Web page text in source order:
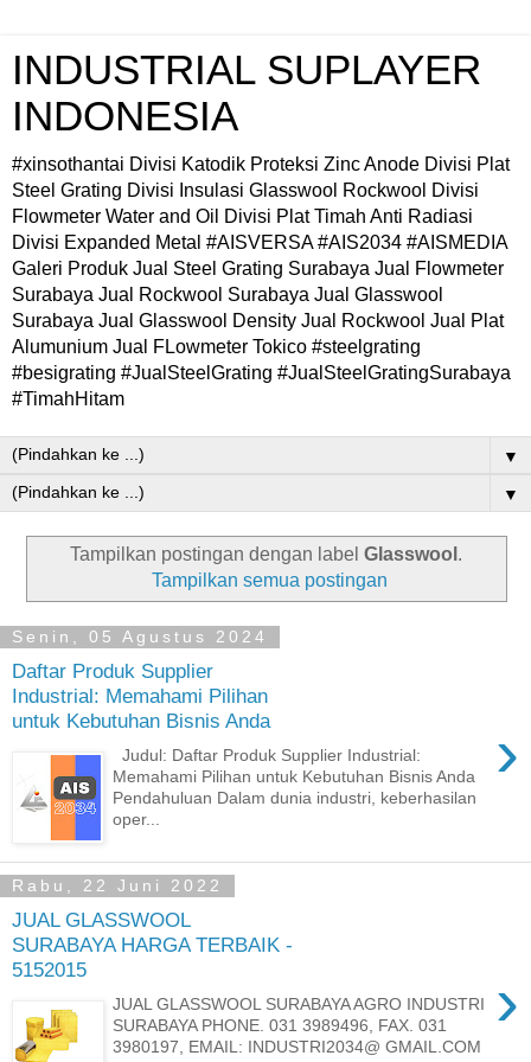
INDUSTRIAL SUPLAYER
INDONESIA
#xinsothantai Divisi Katodik Proteksi Zinc Anode Divisi Plat
Steel Grating Divisi Insulasi Glasswool Rockwool Divisi
Flowmeter Water and Oil Divisi Plat Timah Anti Radiasi
Divisi Expanded Metal #AISVERSA #AIS2034 #AISMEDIA
Galeri Produk Jual Steel Grating Surabaya Jual Flowmeter
Surabaya Jual Rockwool Surabaya Jual Glasswool
Surabaya Jual Glasswool Density Jual Rockwool Jual Plat
Alumunium Jual FLowmeter Tokico #steelgrating
#besigrating #JualSteelGrating #JualSteelGratingSurabaya
#TimahHitam
▼
▼
Tampilkan postingan dengan label Glasswool .
Tampilkan semua postingan
Senin, 05 Agustus 2024
Daftar Produk Supplier
Industrial: Memahami Pilihan
untuk Kebutuhan Bisnis Anda
›
Judul: Daftar Produk Supplier Industrial:
Memahami Pilihan untuk Kebutuhan Bisnis Anda
Pendahuluan Dalam dunia industri, keberhasilan
oper...
Rabu, 22 Juni 2022
JUAL GLASSWOOL
SURABAYA HARGA TERBAIK -
5152015
›
JUAL GLASSWOOL SURABAYA AGRO INDUSTRI
SURABAYA PHONE. 031 3989496, FAX. 031
3980197, EMAIL: INDUSTRI2034@ GMAIL.COM